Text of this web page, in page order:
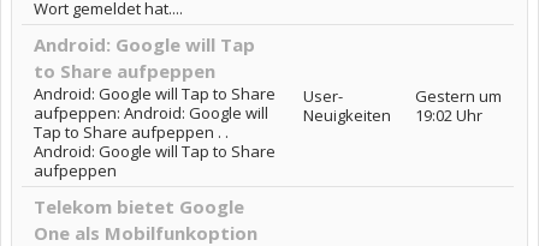
Wort gemeldet hat....
Android: Google will Tap
to Share aufpeppen
Android: Google will Tap to Share
aufpeppen: Android: Google will
Tap to Share aufpeppen . .
Android: Google will Tap to Share
aufpeppen
User-
Neuigkeiten
Gestern um
19:02 Uhr
Telekom bietet Google
One als Mobilfunkoption